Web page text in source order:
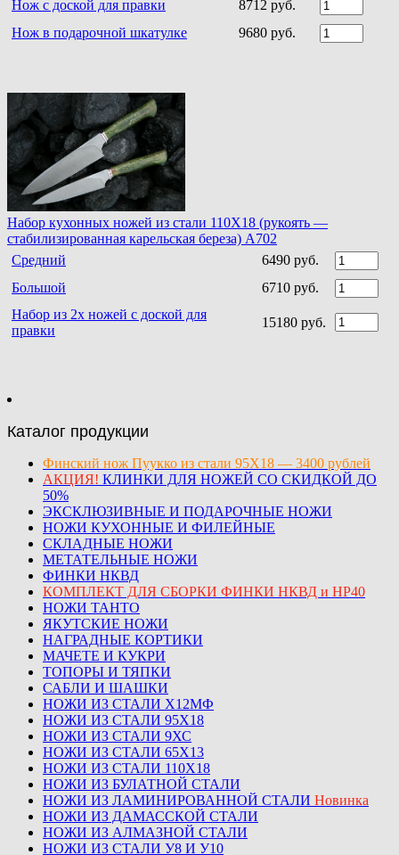
Нож с доской для правки
8712 руб.
Нож в подарочной шкатулке
9680 руб.
Набор кухонных ножей из стали 110Х18 (рукоять —
стабилизированная карельская береза) A702
Средний
6490 руб.
Большой
6710 руб.
Набор из 2х ножей с доской для
правки
15180 руб.
Каталог продукции
Финский нож Пуукко из стали 95Х18 — 3400 рублей
АКЦИЯ! КЛИНКИ ДЛЯ НОЖЕЙ СО СКИДКОЙ ДО
50%
ЭКСКЛЮЗИВНЫЕ И ПОДАРОЧНЫЕ НОЖИ
НОЖИ КУХОННЫЕ И ФИЛЕЙНЫЕ
СКЛАДНЫЕ НОЖИ
МЕТАТЕЛЬНЫЕ НОЖИ
ФИНКИ НКВД
КОМПЛЕКТ ДЛЯ СБОРКИ ФИНКИ НКВД и НР40
НОЖИ ТАНТО
ЯКУТСКИЕ НОЖИ
НАГРАДНЫЕ КОРТИКИ
МАЧЕТЕ И КУКРИ
ТОПОРЫ И ТЯПКИ
САБЛИ И ШАШКИ
НОЖИ ИЗ СТАЛИ Х12МФ
НОЖИ ИЗ СТАЛИ 95Х18
НОЖИ ИЗ СТАЛИ 9ХС
НОЖИ ИЗ СТАЛИ 65Х13
НОЖИ ИЗ СТАЛИ 110Х18
НОЖИ ИЗ БУЛАТНОЙ СТАЛИ
НОЖИ ИЗ ЛАМИНИРОВАННОЙ СТАЛИ Новинка
НОЖИ ИЗ ДАМАССКОЙ СТАЛИ
НОЖИ ИЗ АЛМАЗНОЙ СТАЛИ
НОЖИ ИЗ СТАЛИ У8 И У10